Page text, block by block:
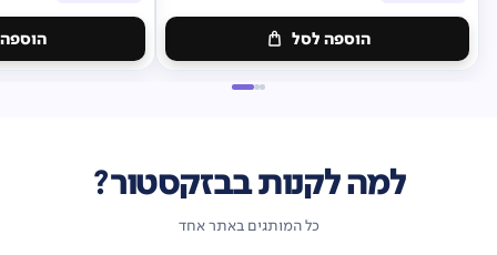
הוספה לסל
למה לקנות בבזקסטור?
כל המותגים באתר אחד